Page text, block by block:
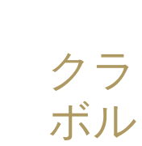
ク
ボ